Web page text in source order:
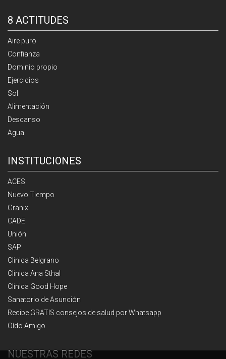
8 ACTITUDES
Aire puro
Confianza
Dominio propio
Ejercicios
Sol
Alimentación
Descanso
Agua
INSTITUCIONES
ACES
Nuevo Tiempo
Granix
CADE
Unión
SAP
Clínica Belgrano
Clínica Ana Sthal
Clínica Good Hope
Sanatorio de Asunción
Recibe GRATIS consejos de salud por Whatsapp
Oído Amigo
NUESTRAS REDES